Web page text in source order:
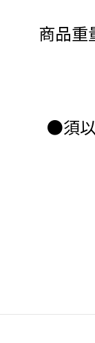
商品重
●須